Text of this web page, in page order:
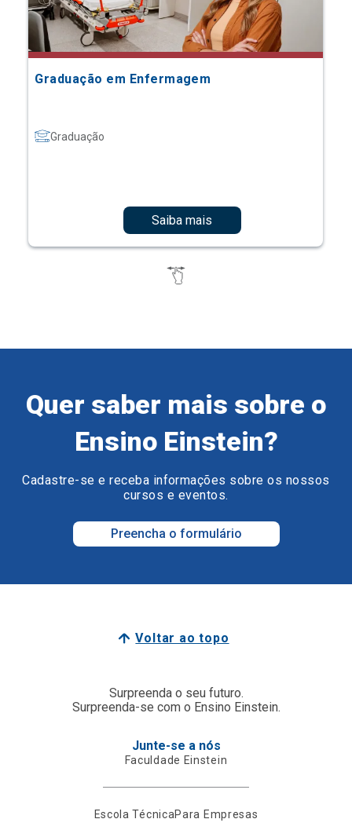
Graduação em Enfermagem
Graduação
Saiba mais
Quer saber mais sobre o
Ensino Einstein?
Cadastre-se e receba informações sobre os nossos
cursos e eventos.
Preencha o formulário
Voltar ao topo
Surpreenda o seu futuro.
Surpreenda-se com o Ensino Einstein.
Junte-se a nós
Faculdade Einstein
Escola TécnicaPara Empresas